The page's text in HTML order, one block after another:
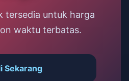
tersedia untuk harga
waktu terbatas.
Sekarang